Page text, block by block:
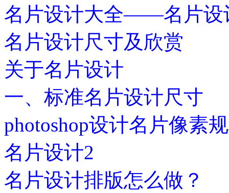
名片设计大全——名片设
名片设计尺寸及欣赏
关于名片设计
一、标准名片设计尺寸
photoshop设计名片像素
名片设计2
名片设计排版怎么做？